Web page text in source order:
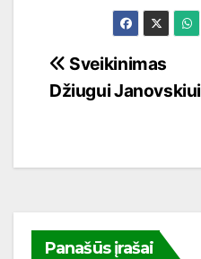
Navigacija
tarp
Sveikinimas
Džiugui Janovskiui
Panašūs įrašai